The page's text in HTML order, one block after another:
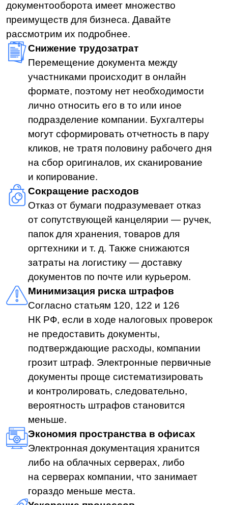
Ускорение процессов
Согласование, подписание и передача
документов занимает буквально
несколько секунд. Быстрый поиск
и мгновенная отправка файлов
существенно ускоряют работу внутри
компании.
Безопасность
Отправка документов в мессенджерах
и удобна, но не гарантирует
сохранность информации. Никто
не застрахован от утечки данных
и взломов аккаунтов
злоумышленниками. В случае
с внутренним электронным
документооборотом файлы
перемещаются по защищенным
каналам связи, есть возможность
разграничивать доступ к документам
в зависимости от должности
сотрудника.
Контроль выполнения задач
Все действия с документами
фиксируются в системе, можно
отследить статус поручения
и подразделение, в котором возникла
задержка того или иного файла.
потерять или подменить.
Единое информационное
пространство
Работать с документом могут сразу
несколько сотрудников, в том числе